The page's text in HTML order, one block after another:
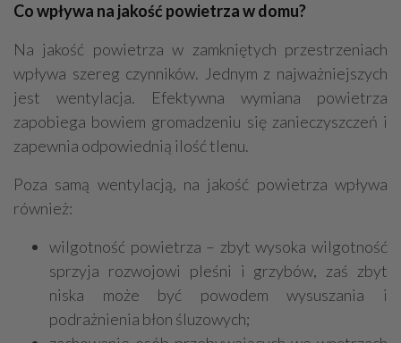
Co wpływa na jakość powietrza w domu?
Na jakość powietrza w zamkniętych przestrzeniach
wpływa szereg czynników. Jednym z najważniejszych
jest wentylacja. Efektywna wymiana powietrza
zapobiega bowiem gromadzeniu się zanieczyszczeń i
zapewnia odpowiednią ilość tlenu.
Poza samą wentylacją, na jakość powietrza wpływa
również:
wilgotność powietrza – zbyt wysoka wilgotność
sprzyja rozwojowi pleśni i grzybów, zaś zbyt
niska może być powodem wysuszania i
podrażnienia błon śluzowych;